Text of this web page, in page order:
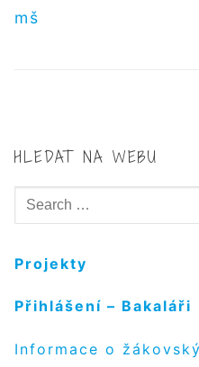
PŘÍSPĚVEK
příspěvek
mš
HLEDAT NA WEBU
Hledat:
Projekty
Přihlášení – Bakaláři
Informace o